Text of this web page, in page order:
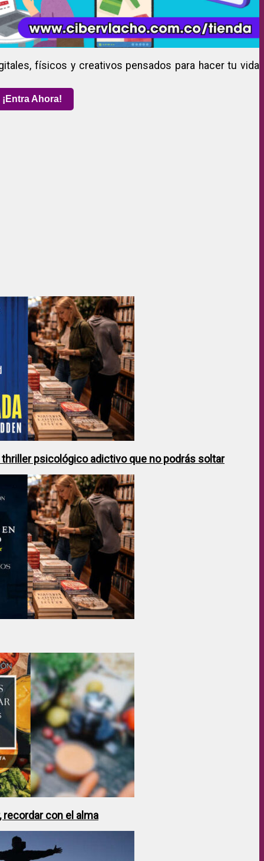
físicos y creativos pensados para hacer tu vida
¡Entra Ahora!
thriller psicológico adictivo que no podrás soltar
recordar con el alma